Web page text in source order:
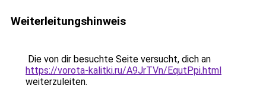
Weiterleitungshinweis
Die von dir besuchte Seite versucht, dich an
https://vorota-kalitki.ru/A9JrTVn/EqutPpi.html
weiterzuleiten.